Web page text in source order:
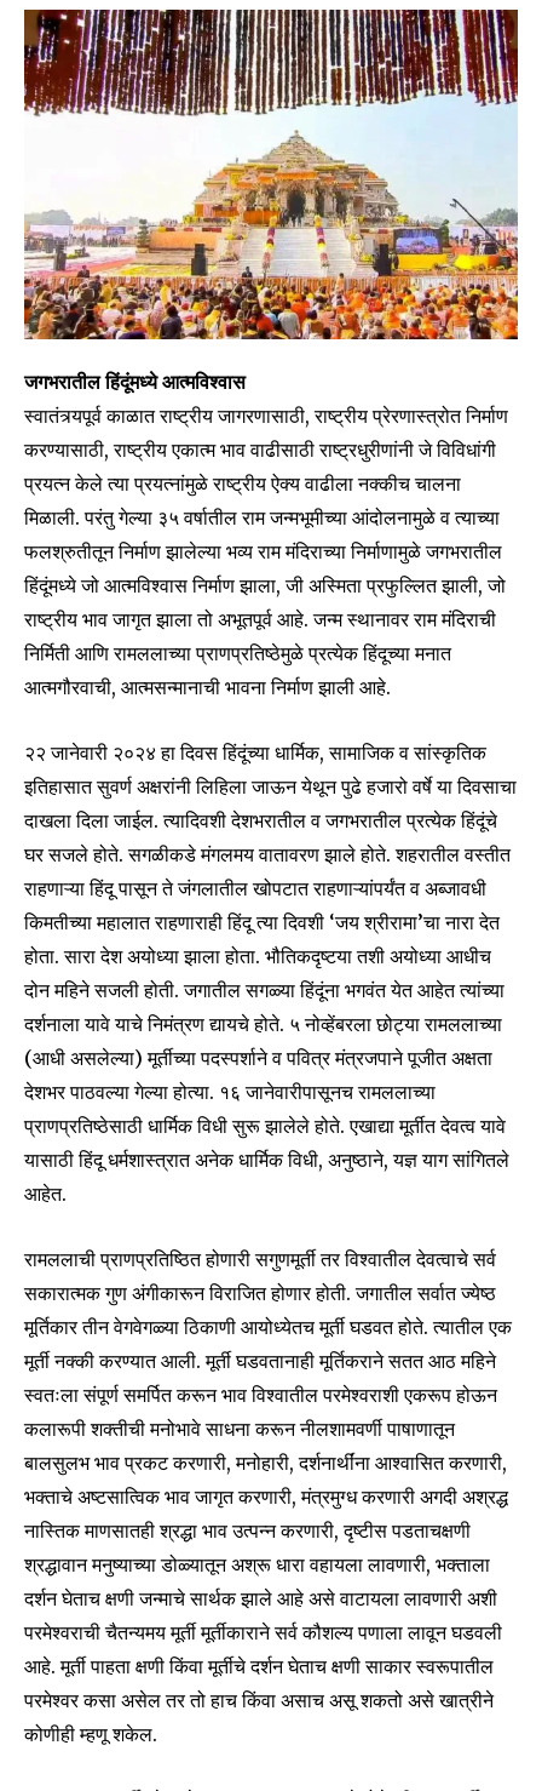
जगभरातील हिंदूंमध्ये आत्मविश्वास
स्वातंत्र्यपूर्व काळात राष्ट्रीय जागरणासाठी, राष्ट्रीय प्रेरणास्त्रोत निर्माण
करण्यासाठी, राष्ट्रीय एकात्म भाव वाढीसाठी राष्ट्रधुरीणांनी जे विविधांगी
प्रयत्न केले त्या प्रयत्नांमुळे राष्ट्रीय ऐक्य वाढीला नक्कीच चालना
मिळाली. परंतु गेल्या ३५ वर्षातील राम जन्मभूमीच्या आंदोलनामुळे व त्याच्या
फलश्रुतीतून निर्माण झालेल्या भव्य राम मंदिराच्या निर्माणामुळे जगभरातील
हिंदूंमध्ये जो आत्मविश्वास निर्माण झाला, जी अस्मिता प्रफुल्लित झाली, जो
राष्ट्रीय भाव जागृत झाला तो अभूतपूर्व आहे. जन्म स्थानावर राम मंदिराची
निर्मिती आणि रामललाच्या प्राणप्रतिष्ठेमुळे प्रत्येक हिंदूच्या मनात
आत्मगौरवाची, आत्मसन्मानाची भावना निर्माण झाली आहे.
२२ जानेवारी २०२४ हा दिवस हिंदूंच्या धार्मिक, सामाजिक व सांस्कृतिक
इतिहासात सुवर्ण अक्षरांनी लिहिला जाऊन येथून पुढे हजारो वर्षे या दिवसाचा
दाखला दिला जाईल. त्यादिवशी देशभरातील व जगभरातील प्रत्येक हिंदूंचे
घर सजले होते. सगळीकडे मंगलमय वातावरण झाले होते. शहरातील वस्तीत
राहणाऱ्या हिंदू पासून ते जंगलातील खोपटात राहणाऱ्यांपर्यंत व अब्जावधी
किमतीच्या महालात राहणाराही हिंदू त्या दिवशी ‘जय श्रीरामा’चा नारा देत
होता. सारा देश अयोध्या झाला होता. भौतिकदृष्टया तशी अयोध्या आधीच
दोन महिने सजली होती. जगातील सगळ्या हिंदूंना भगवंत येत आहेत त्यांच्या
दर्शनाला यावे याचे निमंत्रण द्यायचे होते. ५ नोव्हेंबरला छोट्या रामललाच्या
(आधी असलेल्या) मूर्तीच्या पदस्पर्शाने व पवित्र मंत्रजपाने पूजीत अक्षता
देशभर पाठवल्या गेल्या होत्या. १६ जानेवारीपासूनच रामललाच्या
प्राणप्रतिष्ठेसाठी धार्मिक विधी सुरू झालेले होते. एखाद्या मूर्तीत देवत्व यावे
यासाठी हिंदू धर्मशास्त्रात अनेक धार्मिक विधी, अनुष्ठाने, यज्ञ याग सांगितले
आहेत.
रामललाची प्राणप्रतिष्ठित होणारी सगुणमूर्ती तर विश्वातील देवत्वाचे सर्व
सकारात्मक गुण अंगीकारून विराजित होणार होती. जगातील सर्वात ज्येष्ठ
मूर्तिकार तीन वेगवेगळ्या ठिकाणी आयोध्येतच मूर्ती घडवत होते. त्यातील एक
मूर्ती नक्की करण्यात आली. मूर्ती घडवतानाही मूर्तिकराने सतत आठ महिने
स्वतःला संपूर्ण समर्पित करून भाव विश्वातील परमेश्वराशी एकरूप होऊन
कलारूपी शक्तीची मनोभावे साधना करून नीलशामवर्णी पाषाणातून
बालसुलभ भाव प्रकट करणारी, मनोहारी, दर्शनार्थींना आश्वासित करणारी,
भक्ताचे अष्टसात्विक भाव जागृत करणारी, मंत्रमुग्ध करणारी अगदी अश्रद्ध
नास्तिक माणसातही श्रद्धा भाव उत्पन्न करणारी, दृष्टीस पडताचक्षणी
श्रद्धावान मनुष्याच्या डोळ्यातून अश्रू धारा वहायला लावणारी, भक्ताला
दर्शन घेताच क्षणी जन्माचे सार्थक झाले आहे असे वाटायला लावणारी अशी
परमेश्वराची चैतन्यमय मूर्ती मूर्तीकाराने सर्व कौशल्य पणाला लावून घडवली
आहे. मूर्ती पाहता क्षणी किंवा मूर्तीचे दर्शन घेताच क्षणी साकार स्वरूपातील
परमेश्वर कसा असेल तर तो हाच किंवा असाच असू शकतो असे खात्रीने
कोणीही म्हणू शकेल.